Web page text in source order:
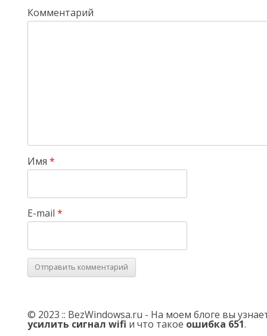
Комментарий
Имя *
E-mail *
© 2023 :: BezWindowsa.ru - На моем блоге вы
усилить сигнал wifi и что такое ошибка 651.